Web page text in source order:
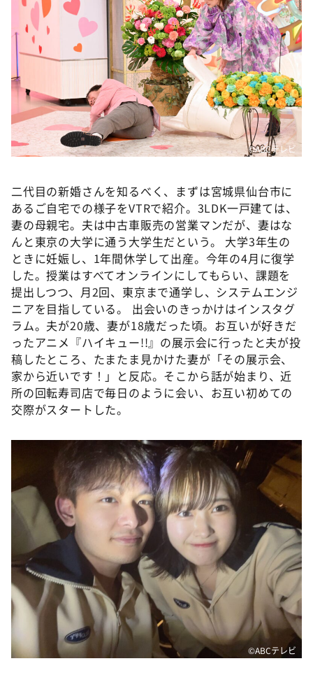
©ABCテレビ
二代目の新婚さんを知るべく、まずは宮城県仙台市に
あるご自宅での様子をVTRで紹介。3LDK一戸建ては、
妻の母親宅。夫は中古車販売の営業マンだが、妻はな
んと東京の大学に通う大学生だという。 大学3年生の
ときに妊娠し、1年間休学して出産。今年の4月に復学
した。授業はすべてオンラインにしてもらい、課題を
提出しつつ、月2回、東京まで通学し、システムエンジ
ニアを目指している。 出会いのきっかけはインスタグ
ラム。夫が20歳、妻が18歳だった頃。お互いが好きだ
ったアニメ『ハイキュー!!』の展示会に行ったと夫が投
稿したところ、たまたま見かけた妻が「その展示会、
家から近いです！」と反応。そこから話が始まり、近
所の回転寿司店で毎日のように会い、お互い初めての
交際がスタートした。
©️ABCテレビ